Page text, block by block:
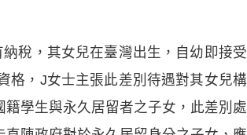
稅，其女兒在臺灣出生，自幼即接受
格，J女士主張此差別待遇對其女兒構
學生與永久居留者之子女，此差別處